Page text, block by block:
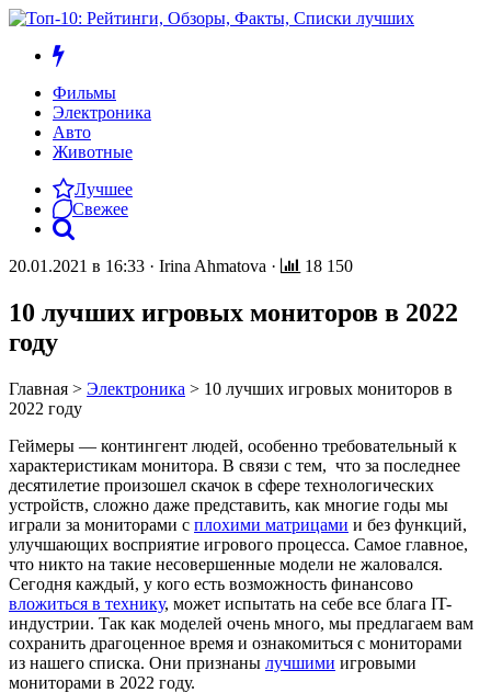
Фильмы
Электроника
Авто
Животные
Лучшее
Свежее
20.01.2021 в 16:33 · Irina Ahmatova · 18 150
10 лучших игровых мониторов в 2022
году
Главная > Электроника > 10 лучших игровых мониторов в
2022 году
Геймеры — контингент людей, особенно требовательный к
характеристикам монитора. В связи с тем, что за последнее
десятилетие произошел скачок в сфере технологических
устройств, сложно даже представить, как многие годы мы
играли за мониторами с плохими матрицами и без функций,
улучшающих восприятие игрового процесса. Самое главное,
что никто на такие несовершенные модели не жаловался.
Сегодня каждый, у кого есть возможность финансово
вложиться в технику, может испытать на себе все блага IT-
индустрии. Так как моделей очень много, мы предлагаем вам
сохранить драгоценное время и ознакомиться с мониторами
из нашего списка. Они признаны лучшими игровыми
мониторами в 2022 году.